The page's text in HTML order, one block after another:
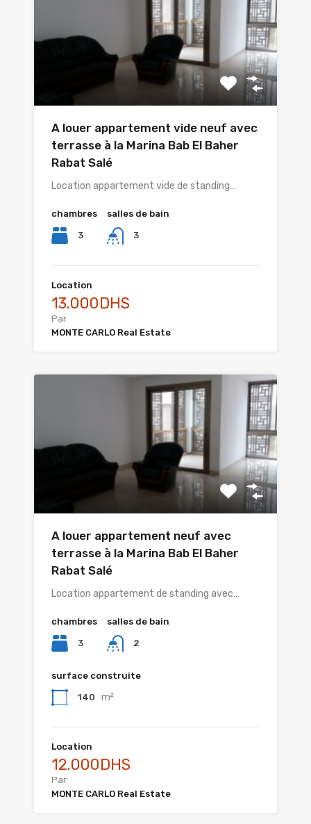
A louer appartement vide neuf avec
terrasse à la Marina Bab El Baher
Rabat Salé
Location appartement vide de standing…
chambres
3
salles de bain
3
Location
13.000DHS
Par
MONTE CARLO Real Estate
A louer appartement neuf avec
terrasse à la Marina Bab El Baher
Rabat Salé
Location appartement de standing avec…
chambres
3
salles de bain
2
surface construite
140 m²
Location
12.000DHS
Par
MONTE CARLO Real Estate